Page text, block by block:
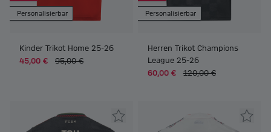
Personalisierbar
Kinder Trikot Home 25-26
45,00 €
95,00 €
Personalisierbar
Herren Trikot Champions
League 25-26
60,00 €
120,00 €